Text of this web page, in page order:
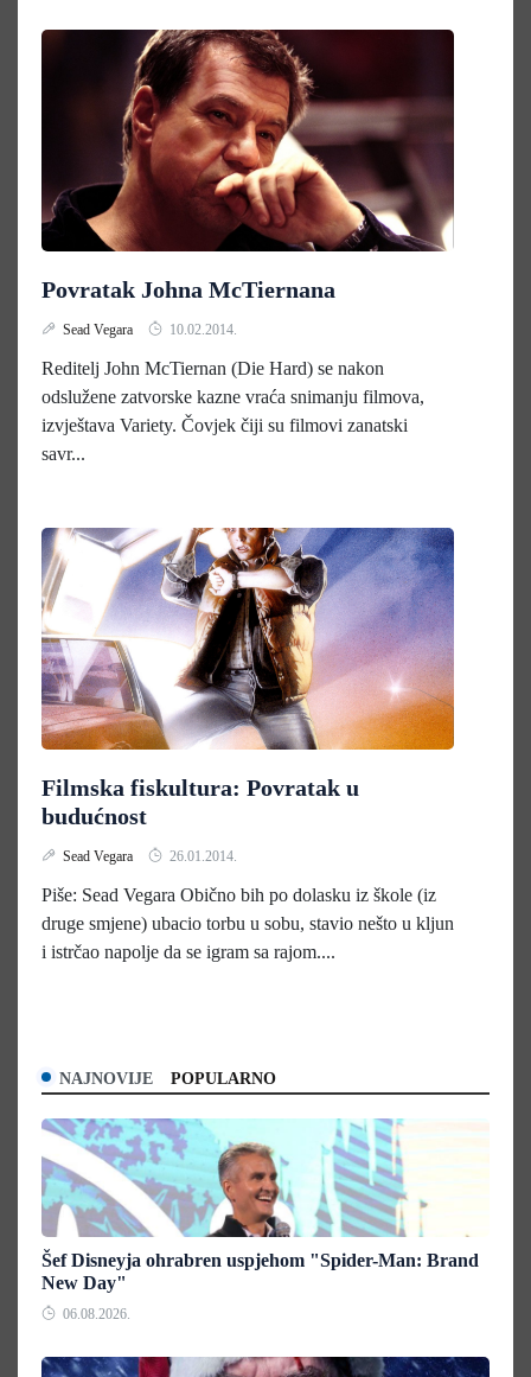
Povratak Johna McTiernana
Sead Vegara 10.02.2014.
Reditelj John McTiernan (Die Hard) se nakon
odslužene zatvorske kazne vraća snimanju filmova,
izvještava Variety. Čovjek čiji su filmovi zanatski
savr...
Filmska fiskultura: Povratak u
budućnost
Sead Vegara 26.01.2014.
Piše: Sead Vegara Obično bih po dolasku iz škole (iz
druge smjene) ubacio torbu u sobu, stavio nešto u kljun
i istrčao napolje da se igram sa rajom....
NAJNOVIJE POPULARNO
Šef Disneyja ohrabren uspjehom "Spider-Man: Brand
New Day"
06.08.2026.